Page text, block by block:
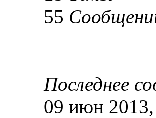
55
Последнее
09 июн